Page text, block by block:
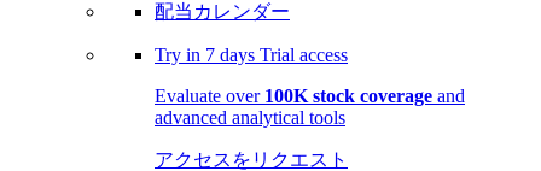
配当カレンダー
Try in 7 days Trial access
Evaluate over 100K stock coverage and
advanced analytical tools
アクセスをリクエスト